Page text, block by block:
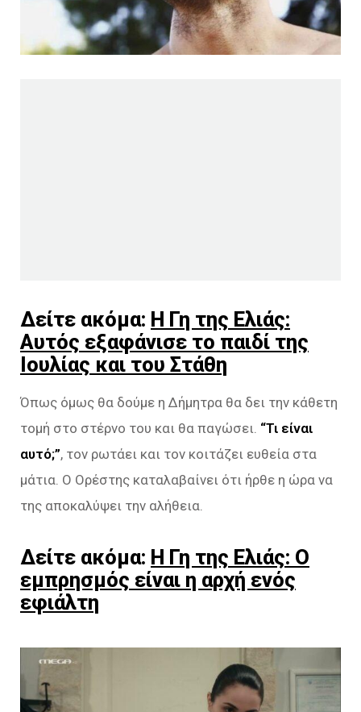
Δείτε ακόμα: Η Γη της Ελιάς:
Αυτός εξαφάνισε το παιδί της
Ιουλίας και του Στάθη
Όπως όμως θα δούμε η Δήμητρα θα δει την κάθετη
τομή στο στέρνο του και θα παγώσει. “Τι είναι
αυτό;”, τον ρωτάει και τον κοιτάζει ευθεία στα
μάτια. Ο Ορέστης καταλαβαίνει ότι ήρθε η ώρα να
της αποκαλύψει την αλήθεια.
Δείτε ακόμα: Η Γη της Ελιάς: O
εμπρησμός είναι η αρχή ενός
εφιάλτη